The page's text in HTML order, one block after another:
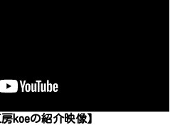
koeの紹介映像】